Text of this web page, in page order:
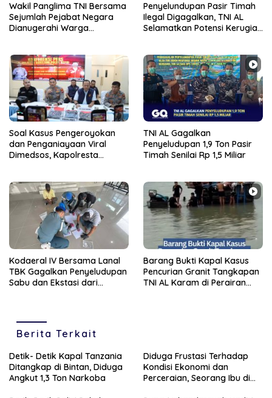
Wakil Panglima TNI Bersama
Sejumlah Pejabat Negara
Dianugerahi Warga
Penyelundupan Pasir Timah
Ilegal Digagalkan, TNI AL
Selamatkan Potensi Kerugian
Soal Kasus Pengeroyokan
dan Penganiayaan Viral
Dimedsos, Kapolresta
Bukti
TNI AL Gagalkan
Penyeludupan 1,9 Ton Pasir
Timah Senilai Rp 1,5 Miliar
Kodaeral IV Bersama Lanal
TBK Gagalkan Penyeludupan
Sabu dan Ekstasi dari
Barang Bukti Kapal Kasus
Pencurian Granit Tangkapan
TNI AL Karam di Perairan
Berita Terkait
Detik- Detik Kapal Tanzania
Ditangkap di Bintan, Diduga
Angkut 1,3 Ton Narkoba
Diduga Frustasi Terhadap
Kondisi Ekonomi dan
Perceraian, Seorang Ibu di